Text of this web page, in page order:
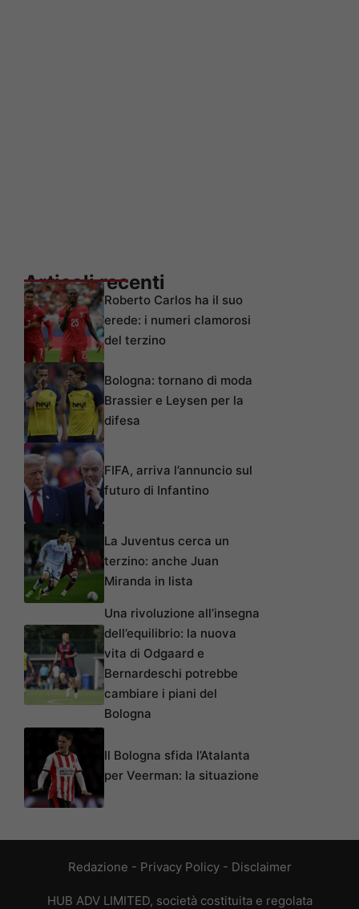
Articoli recenti
Roberto Carlos ha il suo
erede: i numeri clamorosi
del terzino
Bologna: tornano di moda
Brassier e Leysen per la
difesa
FIFA, arriva l’annuncio sul
futuro di Infantino
La Juventus cerca un
terzino: anche Juan
Miranda in lista
Una rivoluzione all’insegna
dell’equilibrio: la nuova
vita di Odgaard e
Bernardeschi potrebbe
cambiare i piani del
Bologna
Il Bologna sfida l’Atalanta
per Veerman: la situazione
Redazione - Privacy Policy- Disclaimer
HUB ADV LIMITED, società costituita e regolata